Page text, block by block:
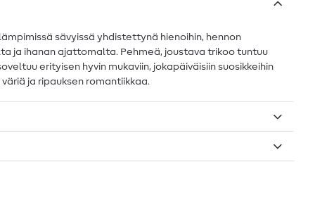
sävyissä yhdistettynä hienoihin, hennon
ja ihanan ajattomalta. Pehmeä, joustava trikoo tuntuu
erityisen hyvin mukaviin, jokapäiväisiin suosikkeihin
ja ripauksen romantiikkaa.